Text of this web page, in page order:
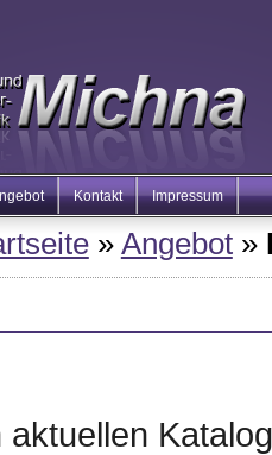
Kontakt Impressum
» Angebot»
aktuellen